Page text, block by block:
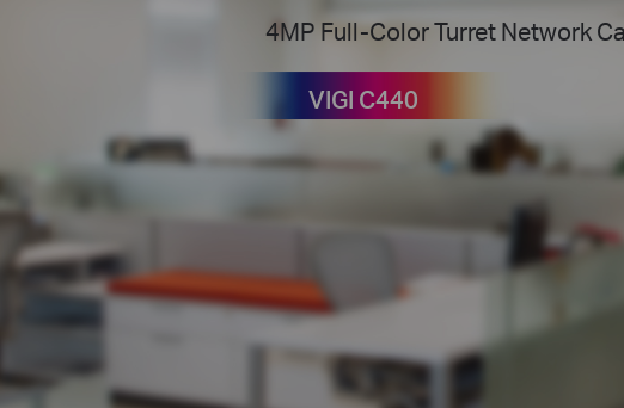
4MP Full-Color Turret Network
VIGI C440